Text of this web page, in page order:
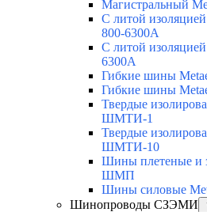
Магистральный
С литой
800-6300A
С литой
6300A
Гибкие шины
Гибкие шины
Твердые
ШМТИ-1
Твердые
ШМТИ-10
Шины плетеные и
ШМП
Шины силовые
Шинопроводы СЗЭМИ